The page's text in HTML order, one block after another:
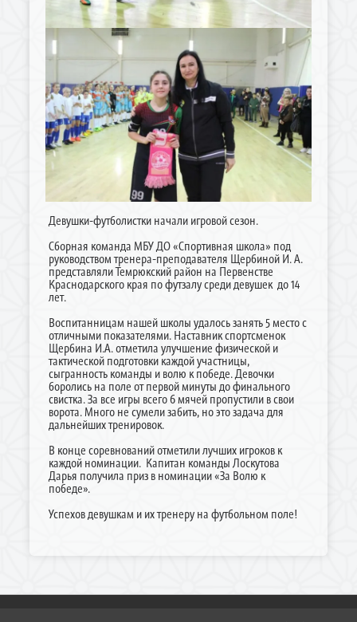
Девушки-футболистки начали игровой сезон.
Сборная команда МБУ ДО «Спортивная школа» под
руководством тренера-преподавателя Щербиной И. А.
представляли Темрюкский район на Первенстве
Краснодарского края по футзалу среди девушек до 14
лет.
Воспитанницам нашей школы удалось занять 5 место с
отличными показателями. Наставник спортсменок
Щербина И.А. отметила улучшение физической и
тактической подготовки каждой участницы,
сыгранность команды и волю к победе. Девочки
боролись на поле от первой минуты до финального
свистка. За все игры всего 6 мячей пропустили в свои
ворота. Много не сумели забить, но это задача для
дальнейших тренировок.
В конце соревнований отметили лучших игроков к
каждой номинации. Капитан команды Лоскутова
Дарья получила приз в номинации «За Волю к
победе».
Успехов девушкам и их тренеру на футбольном поле!